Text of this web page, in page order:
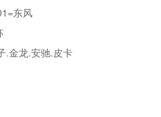
东风
.金龙.安驰.皮卡